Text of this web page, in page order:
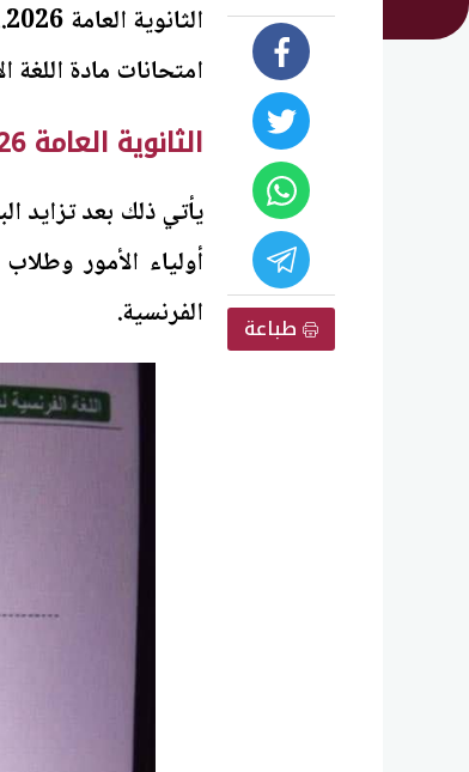
طباعة
امتحانات مادة اللغة
الثانوية العامة 2026.. نموذج إجابة امتحان مادة اللغة الفرنسية
يأتي ذلك بعد تزايد
أولياء الأمور
الفرنسية.